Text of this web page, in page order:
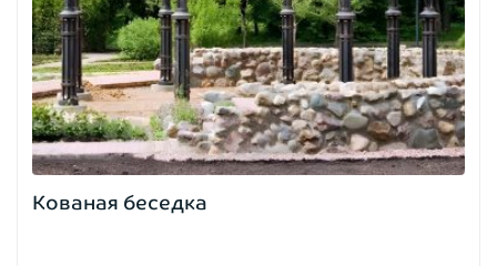
Кованая беседка